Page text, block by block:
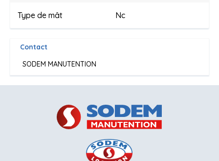
Type de mât Nc
Contact
SODEM MANUTENTION